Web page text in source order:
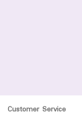
Customer Service